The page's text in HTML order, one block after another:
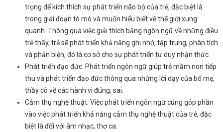
trọng để kích thích sự phát triển não bộ của trẻ, đặc biệt là
trong giai đoạn tò mò và muốn hiểu biết về thế giới xung
quanh. Thông qua việc giải thích bằng ngôn ngữ về những điều
trẻ thấy, trẻ sẽ phát triển khả năng ghi nhớ, tập trung, phân tích
và phản biện, đó là cơ sở cho sự phát triển tư duy nhận thức.
Phát triển đạo đức: Phát triển ngôn ngữ giúp trẻ mầm non tiếp
thu và phát triển đạo đức thông qua những lời dạy của bố mẹ,
thầy cô về các hành vi đúng, sai.
Cảm thụ nghệ thuật: Việc phát triển ngôn ngữ cũng góp phần
vào việc phát triển khả năng cảm thụ nghệ thuật của trẻ, đặc
biệt là đối với âm nhạc, thơ ca.